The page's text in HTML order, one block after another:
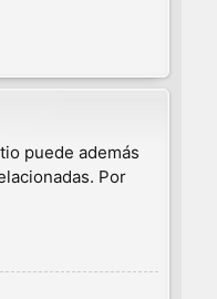
puede además
Por